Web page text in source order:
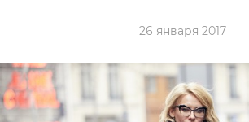
26 января 2017